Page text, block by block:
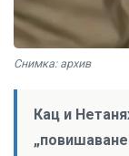
Снимка: архив
Кац и